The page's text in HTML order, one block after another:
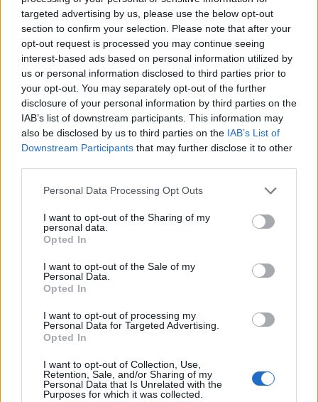
targeted advertising by us, please use the below opt-out
section to confirm your selection. Please note that after your
opt-out request is processed you may continue seeing
interest-based ads based on personal information utilized by
us or personal information disclosed to third parties prior to
your opt-out. You may separately opt-out of the further
disclosure of your personal information by third parties on the
IAB’s list of downstream participants. This information may
also be disclosed by us to third parties on the IAB’s List of
Downstream Participants that may further disclose it to other
Personal Data Processing Opt Outs
I want to opt-out of the Sharing of my
personal data.
Opted In
I want to opt-out of the Sale of my
Personal Data.
Opted In
I want to opt-out of processing my
Personal Data for Targeted Advertising.
Opted In
I want to opt-out of Collection, Use,
Retention, Sale, and/or Sharing of my
Personal Data that Is Unrelated with the
Purposes for which it was collected.
Παιχνίδι από παντού στη Novibet με το
νέο Mobile App
Άρης-Παναιτωλικός
COMMENTS
LATEST NEWS
ΠΟΔΟΣΦΑΙΡΟ
Μαλντίνι για Γκουαρδιόλα: «Έγραφε ενδεκάδες σε